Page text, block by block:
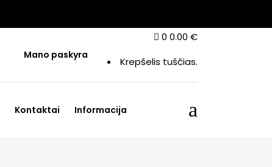
Mano paskyra
0 0.00 €
Krepšelis tuščias.
Kontaktai Informacija